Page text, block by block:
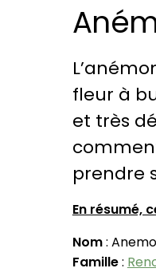
fleur à
et très
prendre
En résumé,
Nom:
Famille: